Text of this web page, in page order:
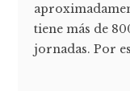
tiene más de
jornadas. Por